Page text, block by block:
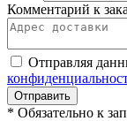
Комментарий к
Отправляя
Отправить
* Обязательно к